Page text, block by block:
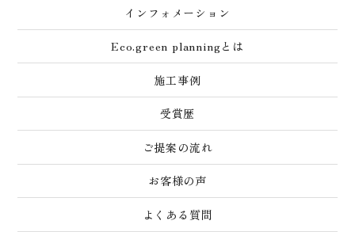
インフォメーション
Eco.green planningとは
施工事例
受賞歴
ご提案の流れ
お客様の声
よくある質問